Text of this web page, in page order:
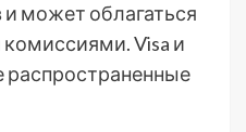
и может облагаться
Visa и
распространенные